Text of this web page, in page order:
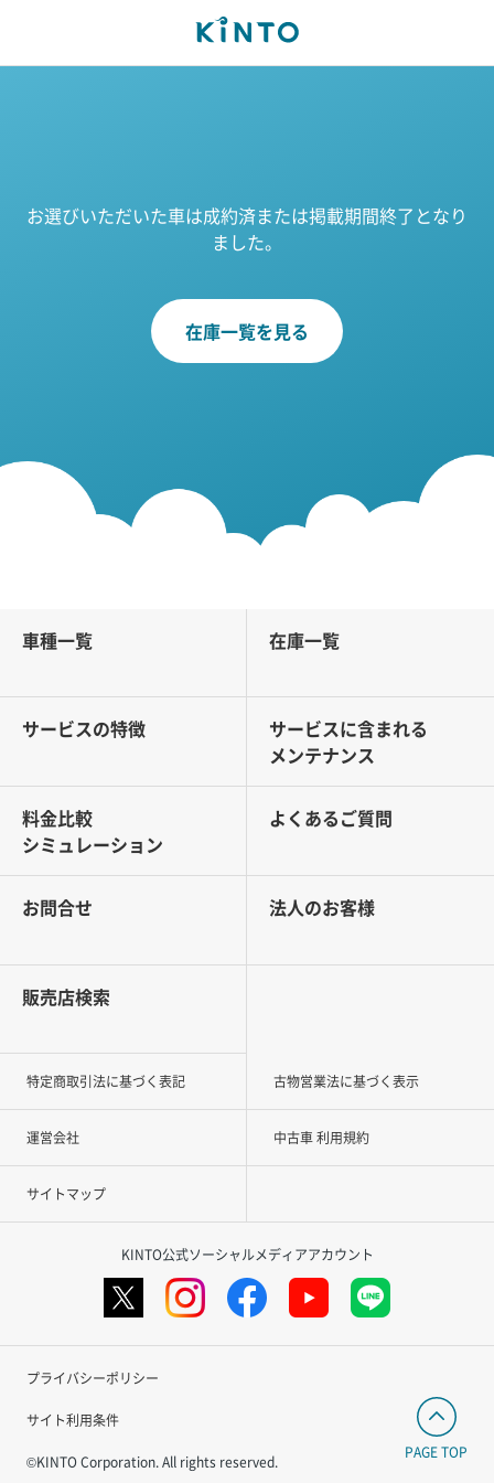
お選びいただいた車は成約済または掲載期間終了となり
ました。
在庫一覧を見る
車種一覧 在庫一覧
サービスの特徴
サービスに含まれる
メンテナンス
料金比較
シミュレーション
よくあるご質問
お問合せ 法人のお客様
販売店検索
特定商取引法に基づく表記 古物営業法に基づく表示
運営会社 中古車 利用規約
サイトマップ
KINTO公式ソーシャルメディアアカウント
プライバシーポリシー
サイト利用条件
©KINTO Corporation. All rights reserved.
PAGE TOP